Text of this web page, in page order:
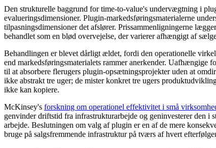
Den strukturelle baggrund for time-to-value's undervægtning i
evalueringsdimensioner. Plugin-markedsføringsmaterialerne
tilpasningsdimensioner det afslører. Prissammenligningerne
behandlet som en blød overvejelse, der varierer afhængigt af
Behandlingen er blevet dårligt ældet, fordi den operationelle
end markedsføringsmaterialets rammer anerkender. Uafhængige
til at absorbere flerugers plugin-opsætningsprojekter uden at
ikke abstrakt tre uger; de mister konkret tre ugers
ikke kan kopiere.
McKinsey's forskning om operationel effektivitet i små
genvinder driftstid fra infrastrukturarbejde og geninvesterer den
arbejde. Beslutningen om valg af plugin er en af ​​de mere
bruge på salgsfremmende infrastruktur på tværs af hvert